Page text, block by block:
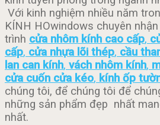
Với kinh nghiệm nhiều năm
KÍNH HOwindows chuyên
trình cửa nhôm kính cao cấp,
cấp, cửa nhựa lõi thép, cầu
lan can kính, vách nhôm kính,
cửa cuốn cửa kéo, kính ốp
chúng tôi, để chúng tôi để
những sản phẩm đẹp nhất
nhất.